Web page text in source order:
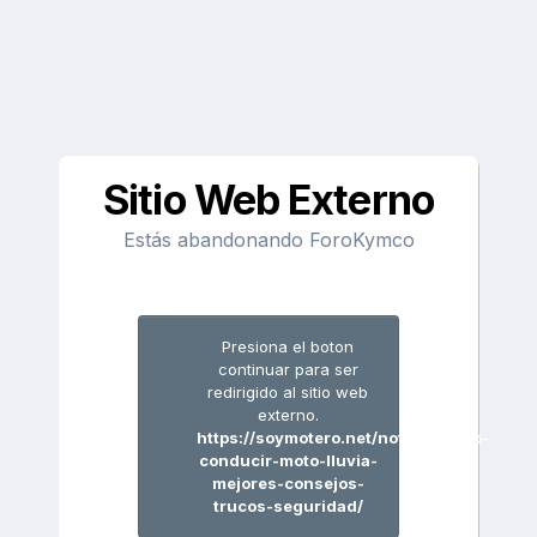
Sitio Web Externo
Estás abandonando ForoKymco
Presiona el boton
continuar para ser
redirigido al sitio web
externo.
https://soymotero.net/noticia/como-
conducir-moto-lluvia-
mejores-consejos-
trucos-seguridad/